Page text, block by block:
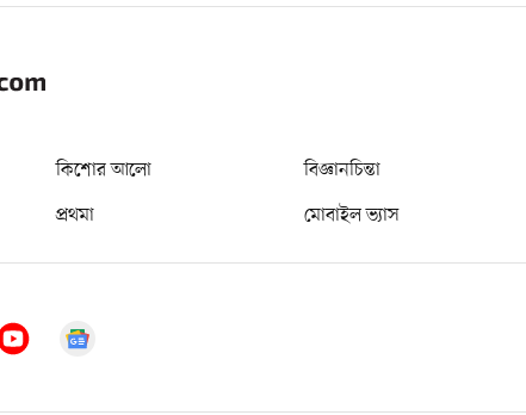
কিশোর আলো বিজ্ঞানচিন্তা
প্রথমা মোবাইল ভ্যাস